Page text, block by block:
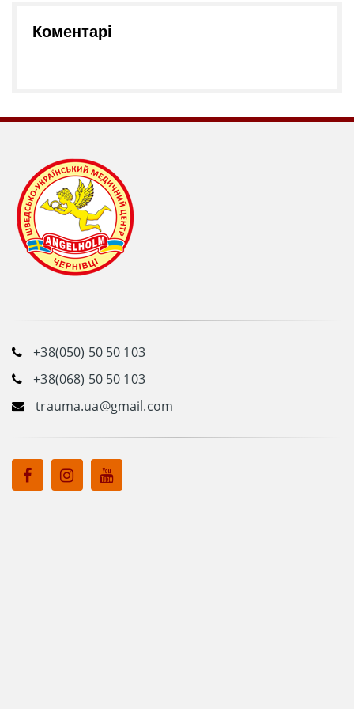
Коментарі
+38(050) 50 50 103
+38(068) 50 50 103
trauma.ua@gmail.com